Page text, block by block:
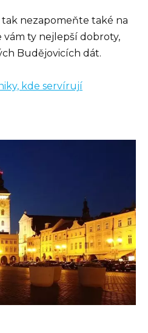
tak nezapomeňte také na
vám ty nejlepší dobroty,
Budějovicích dát.
kde servírují